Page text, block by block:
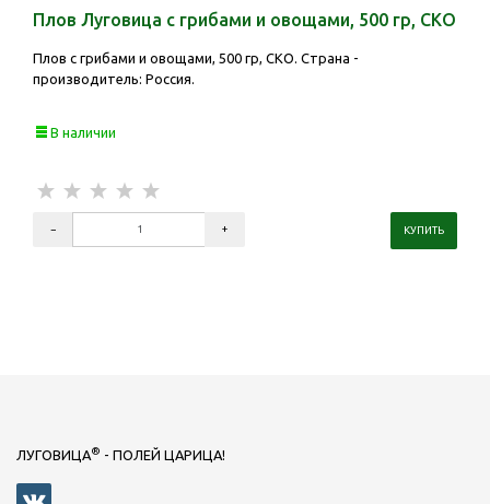
Плов Луговица с грибами и овощами, 500 гр, СКО
Плов с грибами и овощами, 500 гр, СКО. Страна -
производитель: Россия.
В наличии
ЛУГОВИЦА® - ПОЛЕЙ ЦАРИЦА!